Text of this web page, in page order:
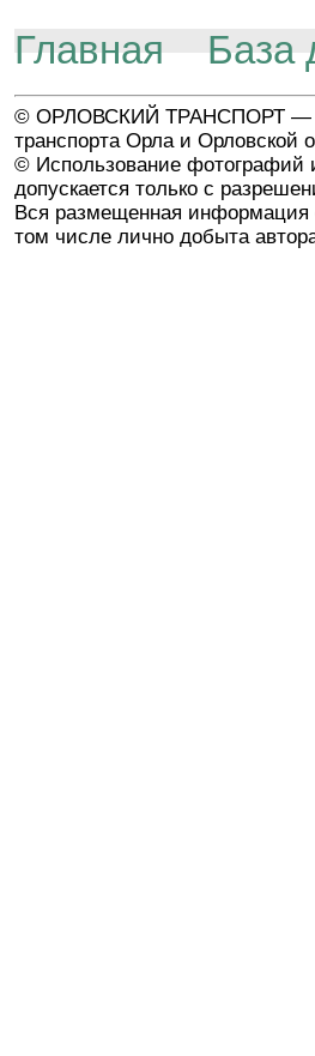
Главная
База
© ОРЛОВСКИЙ ТРАНСПОРТ —
транспорта Орла и Орловской
© Использование фотографий
допускается только с
Вся размещенная информация
том числе лично добыта